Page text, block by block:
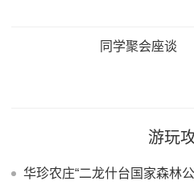
同学聚会座谈
游玩
华珍农庄“二龙什台国家森林